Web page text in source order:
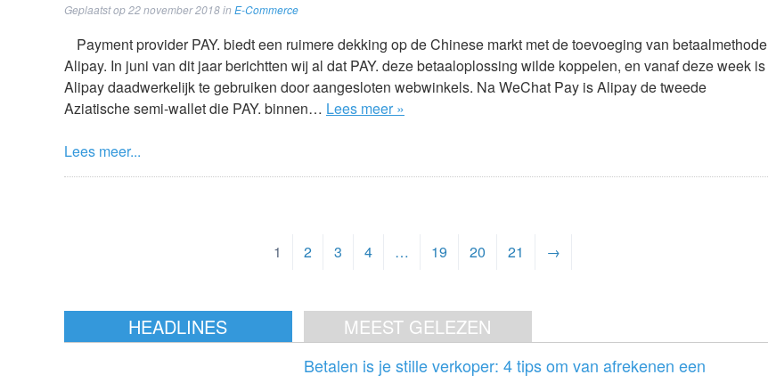
Geplaatst op22 november 2018in E-Commerce
Payment provider PAY. biedt een ruimere dekking op de Chinese markt met de toevoeging van betaalmethode
Alipay. In juni van dit jaar berichtten wij al dat PAY. deze betaaloplossing wilde koppelen, en vanaf deze week is
Alipay daadwerkelijk te gebruiken door aangesloten webwinkels. Na WeChat Pay is Alipay de tweede
Aziatische semi-wallet die PAY. binnen… Lees meer »
Lees meer...
1 2 3 4 … 19 20 21 →
HEADLINES MEEST GELEZEN
Betalen is je stille verkoper: 4 tips om van afrekenen een